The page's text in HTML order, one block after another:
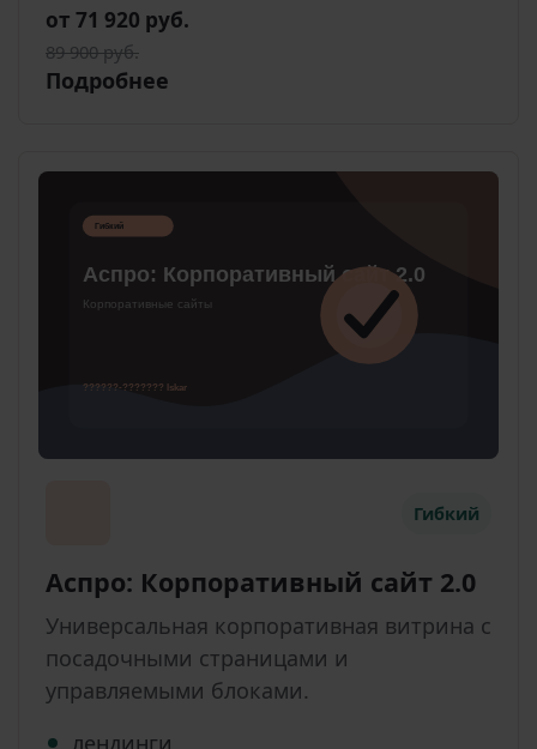
от 71 920 руб.
89 900 руб.
Подробнее
Гибкий
Аспро: Корпоративный сайт 2.0
Универсальная корпоративная витрина с
посадочными страницами и
управляемыми блоками.